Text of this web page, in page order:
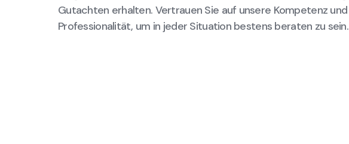
Gutachten erhalten. Vertrauen Sie auf unsere Kompetenz und
Professionalität, um in jeder Situation bestens beraten zu sein.